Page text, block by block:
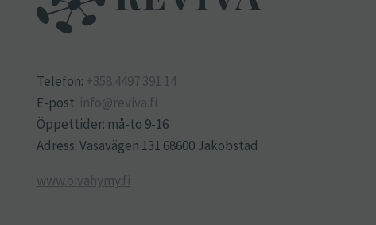
Telefon: +358 4497 391 14
E-post: info@reviva.fi
Öppettider: må-to 9-16
Adress: Vasavägen 131 68600 Jakobstad
www.oivahymy.fi